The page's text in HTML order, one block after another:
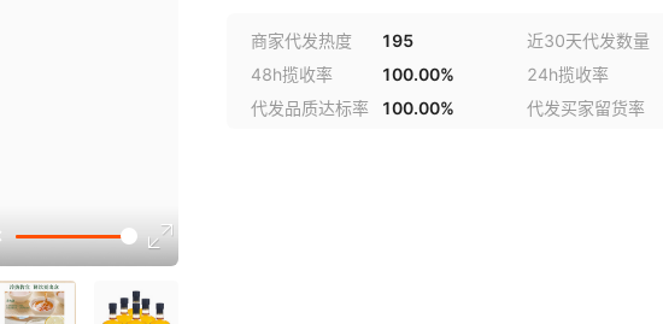
商家代发热度 195 近30天代发数量
48h揽收率
100.00% 24h揽收率
代发品质达标率
100.00% 代发买家留货率